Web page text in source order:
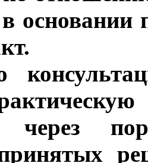
основании
через